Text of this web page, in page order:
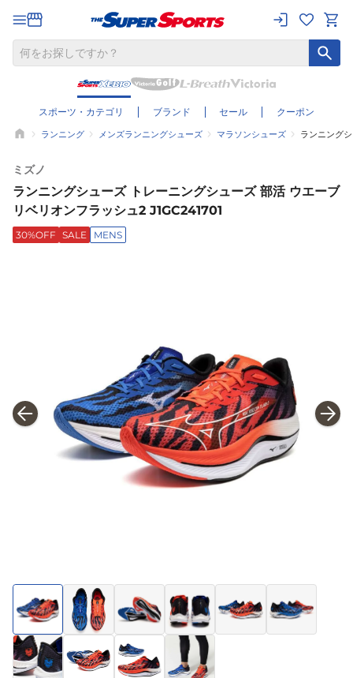
スポーツ・カテゴリ ブランド セール クーポン
ランニング メンズランニングシューズ マラソンシューズ ランニング
ミズノ
ランニングシューズ トレーニングシューズ 部活 ウエーブ
リベリオンフラッシュ2 J1GC241701
30%OFF SALE MENS